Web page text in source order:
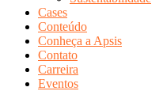
Cases
Conteúdo
Conheça a Apsis
Contato
Carreira
Eventos